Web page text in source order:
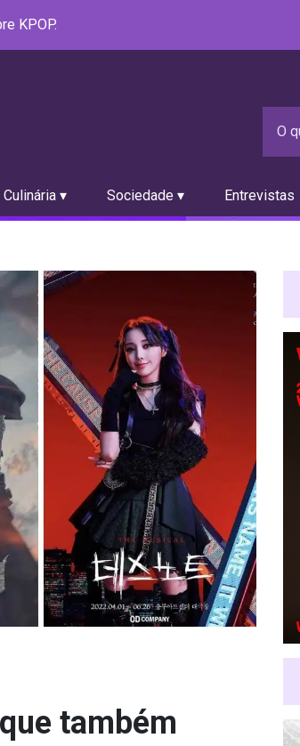
KPOP.
Culinária ▾ Sociedade ▾ Entrevistas
também